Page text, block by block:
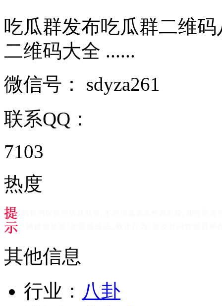
吃瓜群发布吃瓜群二维
二维码大全 ......
微信号： sdyza261
联系QQ：
7103
热度
其他信息
行业： 八卦